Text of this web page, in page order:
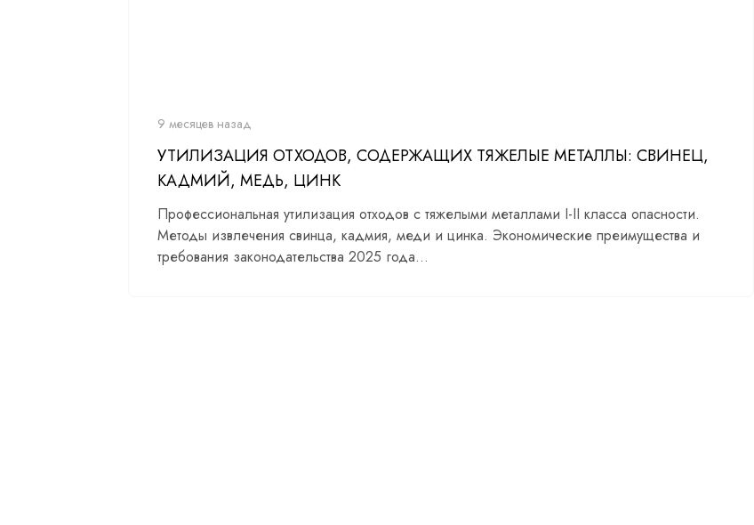
9 месяцев назад
УТИЛИЗАЦИЯ ОТХОДОВ, СОДЕРЖАЩИХ ТЯЖЕЛЫЕ МЕТАЛЛЫ: СВИНЕЦ,
КАДМИЙ, МЕДЬ, ЦИНК
Профессиональная утилизация отходов с тяжелыми металлами I-II класса опасности.
Методы извлечения свинца, кадмия, меди и цинка. Экономические преимущества и
требования законодательства 2025 года...